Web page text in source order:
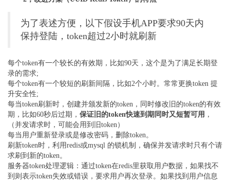
为了表述方便，以下假设手机APP要求90天内
保持登陆，token超过2小时就刷新
每个token有一个较长的有效期，比如90天，这个是为了满足长期登
录的需求;
每个token有一个较短的刷新间隔，比如2个小时。常常更换token 提
升安全性;
每当token刷新时，创建并颁发新的token，同时修改旧的token的有效
期，比如60秒后过期， 保证旧的token快速到期同时又短暂可用 ，
（并发请求时，可能会用到旧token）
每当用户重新登录或是修改密码，删除token。
刷新token时，利用redis或mysql 的锁机制，确保并发请求时只有个请
求刷到新的token。
服务器token处理逻辑：通过token在redis里获取用户数据，如果找不
到则表示token失效或错误，要求用户再次登录。如果找到用户信息